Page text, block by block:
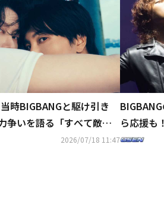
時BIGBANGと駆け引き
争いを語る「すべて敵だ
2026/07/18 11:47
ら応援も
真相語る